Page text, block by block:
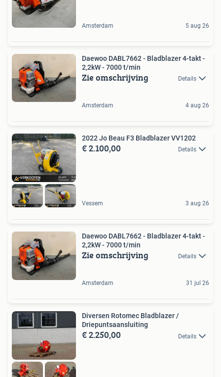
Amsterdam 5 aug 26
Daewoo DABL7662 - Bladblazer 4-takt -
2,2kW - 7000 t/min
Zie omschrijving Details
Amsterdam 4 aug 26
2022 Jo Beau F3 Bladblazer VV1202
€ 2.100,00 Details
Vessem 3 aug 26
Daewoo DABL7662 - Bladblazer 4-takt -
2,2kW - 7000 t/min
Zie omschrijving Details
Amsterdam 31 jul 26
Diversen Rotomec Bladblazer /
Driepuntsaansluiting
€ 2.250,00 Details